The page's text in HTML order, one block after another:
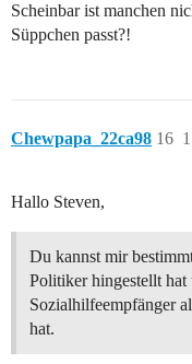
Scheinbar ist manchen
Süppchen passt?!
Chewpapa_22ca98 16
Hallo Steven,
Du kannst mir
Politiker hingestellt hat
Sozialhilfeempfänger
hat.